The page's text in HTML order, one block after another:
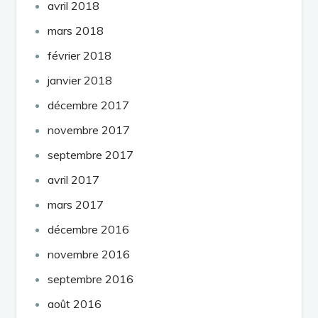
avril 2018
mars 2018
février 2018
janvier 2018
décembre 2017
novembre 2017
septembre 2017
avril 2017
mars 2017
décembre 2016
novembre 2016
septembre 2016
août 2016